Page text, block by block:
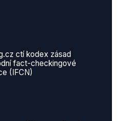
ctí kodex zásad
fact-checkingové
(IFCN)